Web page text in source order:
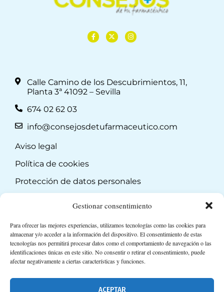
Gestionar consentimiento
Para ofrecer las mejores experiencias, utilizamos tecnologías como las cookies para
almacenar y/o acceder a la información del dispositivo. El consentimiento de estas
tecnologías nos permitirá procesar datos como el comportamiento de navegación o las
identificaciones únicas en este sitio. No consentir o retirar el consentimiento, puede
afectar negativamente a ciertas características y funciones.
ACEPTAR
Calle Camino de los Descubrimientos, 11,
Planta 3ª 41092 – Sevilla
674 02 62 03
info@consejosdetufarmaceutico.com
Aviso legal
Política de cookies
Protección de datos personales